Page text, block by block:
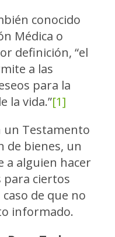
conocido
Médica o
definición, “el
a las
para la
la vida.”[1]
un Testamento
de bienes, un
a alguien hacer
para ciertos
de que no
informado.